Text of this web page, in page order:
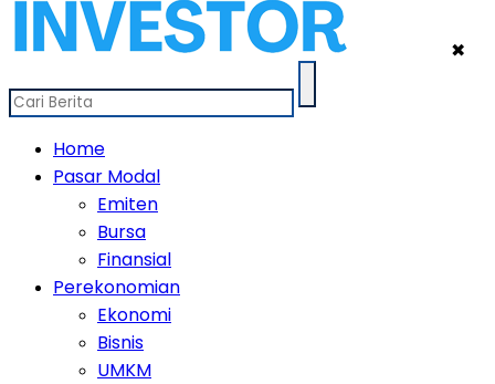
✖
Home
Pasar Modal
Emiten
Bursa
Finansial
Perekonomian
Ekonomi
Bisnis
UMKM